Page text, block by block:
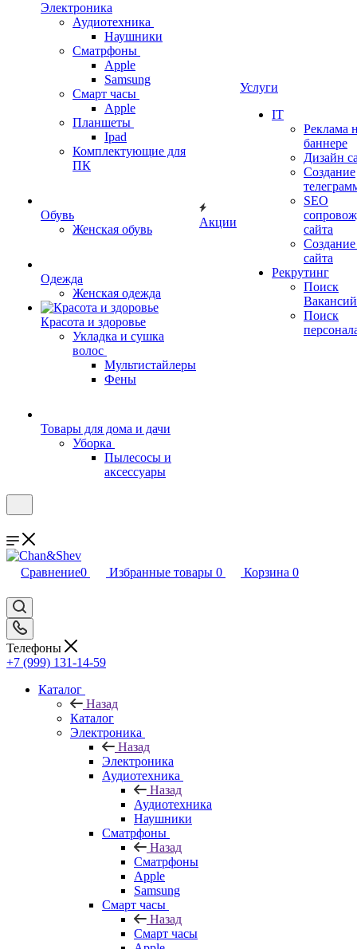
Электроника
Аудиотехника
Наушники
Сматрфоны
Apple
Samsung
Смарт часы
Apple
Планшеты
Ipad
Комплектующие для
ПК
Обувь
Женская обувь
Одежда
Женская одежда
Красота и здоровье
Укладка и сушка
волос
Мультистайлеры
Фены
Товары для дома и дачи
Уборка
Пылесосы и
аксессуары
Акции
Услуги
IT
Реклама
баннере
Дизайн
Создание
SEO
сайта
сайта
Рекрутинг
Поиск
Вакансий
Поиск
Сравнение0 Избранные товары 0 Корзина 0
Телефоны
+7 (999) 131-14-59
Каталог
Назад
Каталог
Электроника
Назад
Электроника
Аудиотехника
Назад
Аудиотехника
Наушники
Сматрфоны
Назад
Сматрфоны
Apple
Samsung
Смарт часы
Назад
Смарт часы